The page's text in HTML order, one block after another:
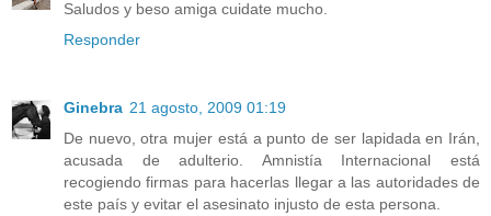
Saludos y beso amiga cuidate mucho.
Responder
Ginebra 21 agosto, 2009 01:19
De nuevo, otra mujer está a punto de ser lapidada en Irán,
acusada de adulterio. Amnistía Internacional está
recogiendo firmas para hacerlas llegar a las autoridades de
este país y evitar el asesinato injusto de esta persona.